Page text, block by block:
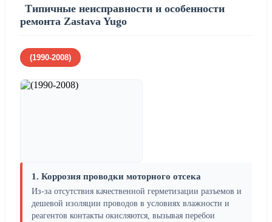
Типичные неисправности и особенности
ремонта Zastava Yugo
(1990-2008)
1. Коррозия проводки моторного отсека
Из-за отсутствия качественной герметизации разъемов и
дешевой изоляции проводов в условиях влажности и
реагентов контакты окисляются, вызывая перебои